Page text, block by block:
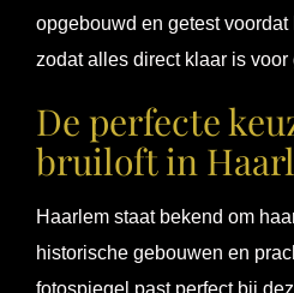
opgebouwd en getest
zodat alles direct klaar is voor
De perfecte
bruiloft in
Haarlem staat bekend om
historische gebouwen en